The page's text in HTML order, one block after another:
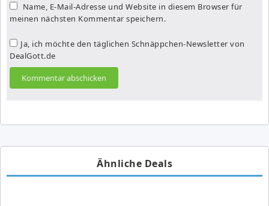
Name, E-Mail-Adresse und Website in diesem Browser für
meinen nächsten Kommentar speichern.
Ja, ich möchte den täglichen Schnäppchen-Newsletter von
DealGott.de
Ähnliche Deals